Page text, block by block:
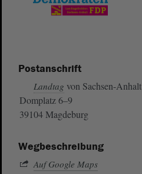
Postanschrift
Landtag von Sachsen-Anhalt
Domplatz 6–9
39104 Magdeburg
Wegbeschreibung
Auf Google Maps